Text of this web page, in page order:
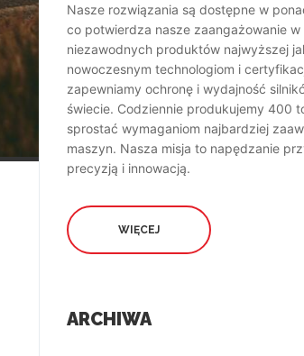
Nasze rozwiązania są dostępne w
co potwierdza nasze zaangażowanie
niezawodnych produktów najwyższej
nowoczesnym technologiom i
zapewniamy ochronę i wydajność
świecie. Codziennie produkujemy 400
sprostać wymaganiom najbardziej
maszyn. Nasza misja to napędzanie
precyzją i innowacją.
WIĘCEJ
ARCHIWA